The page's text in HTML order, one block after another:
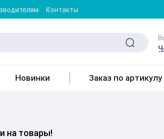
Контакты
Новинки Заказ по артикулу
на товары!